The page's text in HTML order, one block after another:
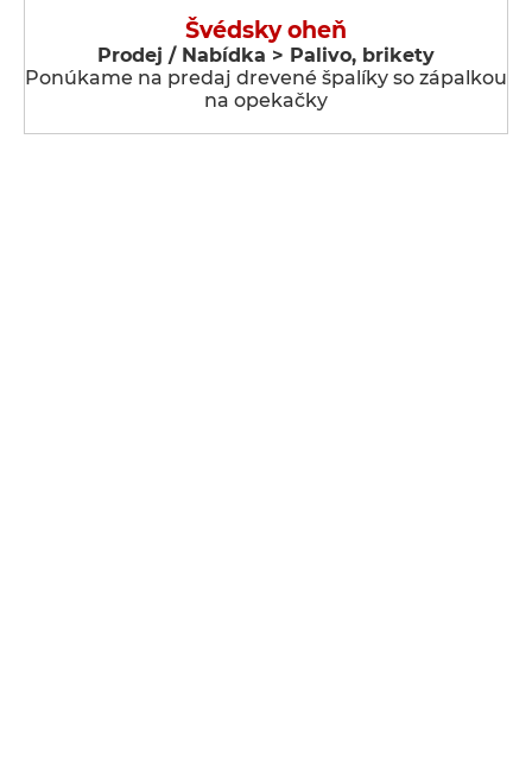
Švédsky oheň
Prodej / Nabídka > Palivo, brikety
Ponúkame na predaj drevené špalíky so zápalkou
na opekačky